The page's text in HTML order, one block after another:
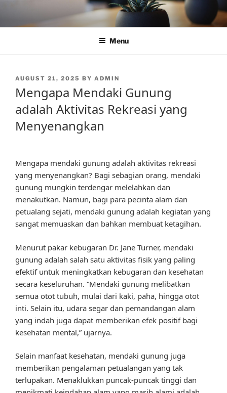
content
Menu
POSTED
AUGUST 21, 2025 BY ADMIN
Mengapa Mendaki Gunung
adalah Aktivitas Rekreasi yang
Menyenangkan
Mengapa mendaki gunung adalah aktivitas rekreasi
yang menyenangkan? Bagi sebagian orang, mendaki
gunung mungkin terdengar melelahkan dan
menakutkan. Namun, bagi para pecinta alam dan
petualang sejati, mendaki gunung adalah kegiatan yang
sangat memuaskan dan bahkan membuat ketagihan.
Menurut pakar kebugaran Dr. Jane Turner, mendaki
gunung adalah salah satu aktivitas fisik yang paling
efektif untuk meningkatkan kebugaran dan kesehatan
secara keseluruhan. “Mendaki gunung melibatkan
semua otot tubuh, mulai dari kaki, paha, hingga otot
inti. Selain itu, udara segar dan pemandangan alam
yang indah juga dapat memberikan efek positif bagi
kesehatan mental,” ujarnya.
Selain manfaat kesehatan, mendaki gunung juga
memberikan pengalaman petualangan yang tak
terlupakan. Menaklukkan puncak-puncak tinggi dan